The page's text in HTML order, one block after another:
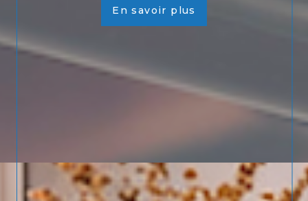
En savoir plus